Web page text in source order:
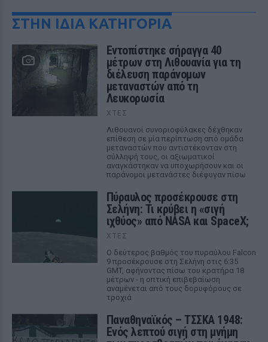
ΣΤΗΝ ΙΔΙΑ ΚΑΤΗΓΟΡΙΑ
Εντοπίστηκε σήραγγα 40
μέτρων στη Λιθουανία για τη
διέλευση παράνομων
μεταναστών από τη
Λευκορωσία
ΧΤΕΣ
Λιθουανοί συνοριοφύλακες δέχθηκαν
επίθεση σε μία περίπτωση από ομάδα
μεταναστών που αντιστέκονταν στη
σύλληψή τους, οι αξιωματικοί
αναγκάστηκαν να υποχωρήσουν και οι
παράνομοι μετανάστες διέφυγαν πίσω
Πύραυλος προσέκρουσε στη
Σελήνη: Τι κρύβει η «σιγή
ιχθύος» από NASA και SpaceX;
ΧΤΕΣ
Ο δεύτερος βαθμός του πυραύλου Falcon
9 προσέκρουσε στη Σελήνη στις 6:35
GMT, αφήνοντας πίσω του κρατήρα 18
μέτρων - η οπτική επιβεβαίωση
αναμένεται από τους δορυφόρους σε
τροχιά
Παναθηναϊκός – ΤΣΣΚΑ 1948:
Ενός λεπτού σιγή στη μνήμη